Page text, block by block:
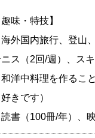
趣味・特技】
海外国内旅行、登山
ス（2回/週）、ス
和洋中料理を作るこ
好きです）
読書（100冊/年）、